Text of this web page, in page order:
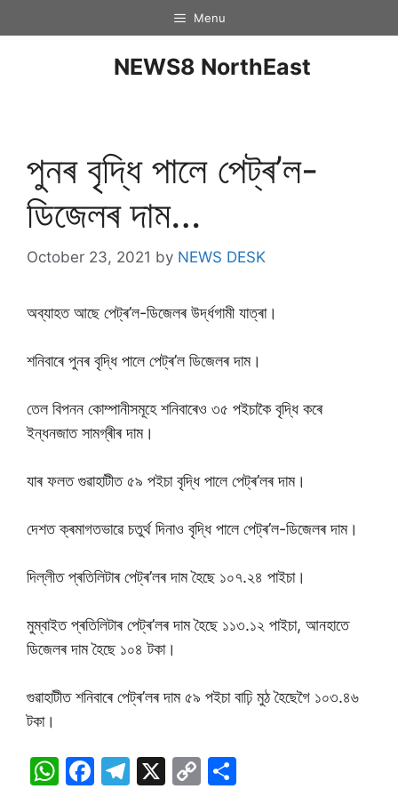
Menu
NEWS8 NorthEast
পুনৰ বৃদ্ধি পালে পেট্ৰ’ল-
ডিজেলৰ দাম…
October 23, 2021 by NEWS DESK
অব্যাহত আছে পেট্ৰ’ল-ডিজেলৰ উৰ্দ্ধগামী যাত্ৰা।
শনিবাৰে পুনৰ বৃদ্ধি পালে পেট্ৰ’ল ডিজেলৰ দাম।
তেল বিপনন কোম্পানীসমূহে শনিবাৰেও ৩৫ পইচাকৈ বৃদ্ধি কৰে
ইন্ধনজাত সামগ্ৰীৰ দাম।
যাৰ ফলত গুৱাহাটীত ৫৯ পইচা বৃদ্ধি পালে পেট্ৰ’লৰ দাম।
দেশত ক্ৰমাগতভাৱে চতুৰ্থ দিনাও বৃদ্ধি পালে পেট্ৰ’ল-ডিজেলৰ দাম।
দিল্লীত প্ৰতিলিটাৰ পেট্ৰ’লৰ দাম হৈছে ১০৭.২৪ পাইচা।
মুম্বাইত প্ৰতিলিটাৰ পেট্ৰ’লৰ দাম হৈছে ১১৩.১২ পাইচা, আনহাতে
ডিজেলৰ দাম হৈছে ১০৪ টকা।
গুৱাহাটীত শনিবাৰে পেট্ৰ’লৰ দাম ৫৯ পইচা বাঢ়ি মুঠ হৈছেগৈ ১০৩.৪৬
টকা।
W F
T
X
C